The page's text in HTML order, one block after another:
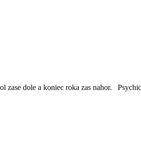
zase dole a koniec roka zas nahor.